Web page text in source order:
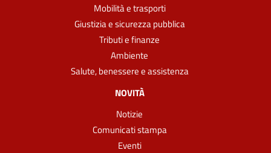
Mobilità e trasporti
Giustizia e sicurezza pubblica
Tributi e finanze
Ambiente
Salute, benessere e assistenza
NOVITÀ
Notizie
Comunicati stampa
Eventi